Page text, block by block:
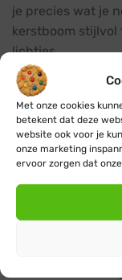
Met onze cookies
betekent dat deze
website ook voor je
onze marketing
ervoor zorgen dat
je precies wat je
kerstboom
lichtjes.
Van
Of je nu op zoek
raamverlichting
vlot mee verder
binnen omvat: